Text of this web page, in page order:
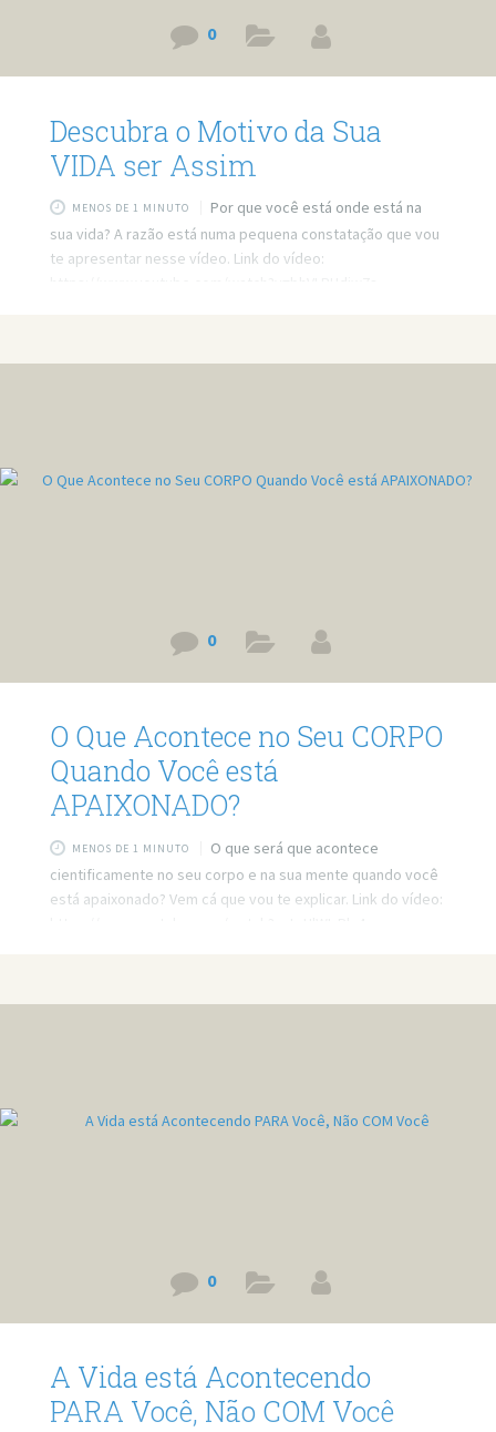
0
Descubra o Motivo da Sua
VIDA ser Assim
MENOS DE 1 MINUTO
Por que você está onde está na
sua vida? A razão está numa pequena constatação que vou
te apresentar nesse vídeo. Link do vídeo:
0
O Que Acontece no Seu CORPO
Quando Você está
APAIXONADO?
MENOS DE 1 MINUTO
O que será que acontece
cientificamente no seu corpo e na sua mente quando você
está apaixonado? Vem cá que vou te explicar. Link do vídeo:
0
A Vida está Acontecendo
PARA Você, Não COM Você